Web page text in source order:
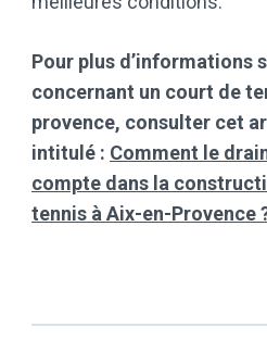
Pour plus d’informations
concernant un court de
provence, consulter cet
intitulé : Comment le
compte dans la
tennis à Aix-en-Provence